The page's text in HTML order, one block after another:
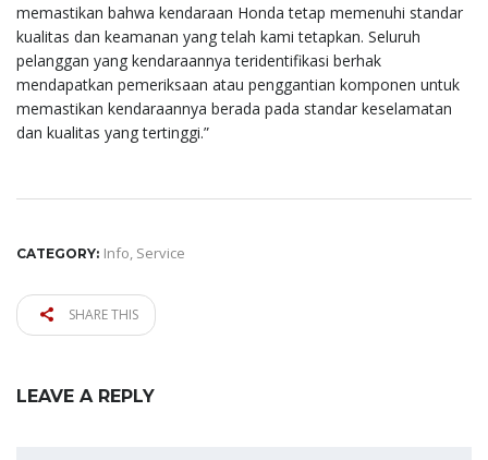
memastikan bahwa kendaraan Honda tetap memenuhi standar
kualitas dan keamanan yang telah kami tetapkan. Seluruh
pelanggan yang kendaraannya teridentifikasi berhak
mendapatkan pemeriksaan atau penggantian komponen untuk
memastikan kendaraannya berada pada standar keselamatan
dan kualitas yang tertinggi.”
CATEGORY: Info, Service
SHARE THIS
LEAVE A REPLY